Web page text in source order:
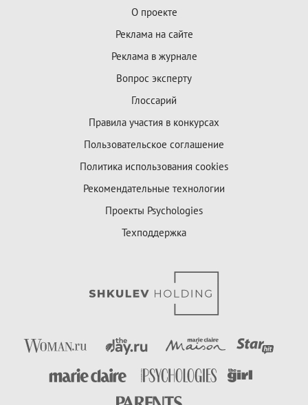
О проекте
Реклама на сайте
Реклама в журнале
Вопрос эксперту
Глоссарий
Правила участия в конкурсах
Пользовательское соглашение
Политика использования cookies
Рекомендательные технологии
Проекты Psychologies
Техподдержка